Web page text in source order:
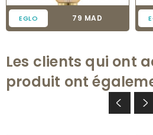
EGLO Prix
79 MAD
Les clients qui ont
produit ont